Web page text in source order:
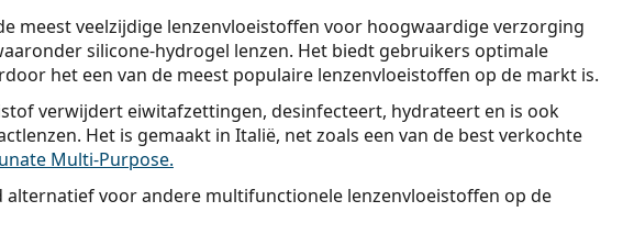
meest veelzijdige lenzenvloeistoffen voor hoogwaardige verzorging
silicone-hydrogel lenzen. Het biedt gebruikers optimale
het een van de meest populaire lenzenvloeistoffen op de markt is.
verwijdert eiwitafzettingen, desinfecteert, hydrateert en is ook
Het is gemaakt in Italië, net zoals een van de best verkochte
Multi-Purpose.
alternatief voor andere multifunctionele lenzenvloeistoffen op de